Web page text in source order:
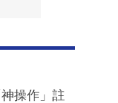
操作」註